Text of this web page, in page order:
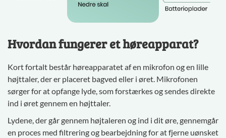
Hvordan fungerer et høreapparat?
Kort fortalt består høreapparatet af en mikrofon og en lille
højttaler, der er placeret bagved eller i øret. Mikrofonen
sørger for at opfange lyde, som forstærkes og sendes direkte
ind i øret gennem en højttaler.
Lydene, der går gennem højtaleren og ind i dit øre, gennemgår
en proces med filtrering og bearbejdning for at fjerne uønsket